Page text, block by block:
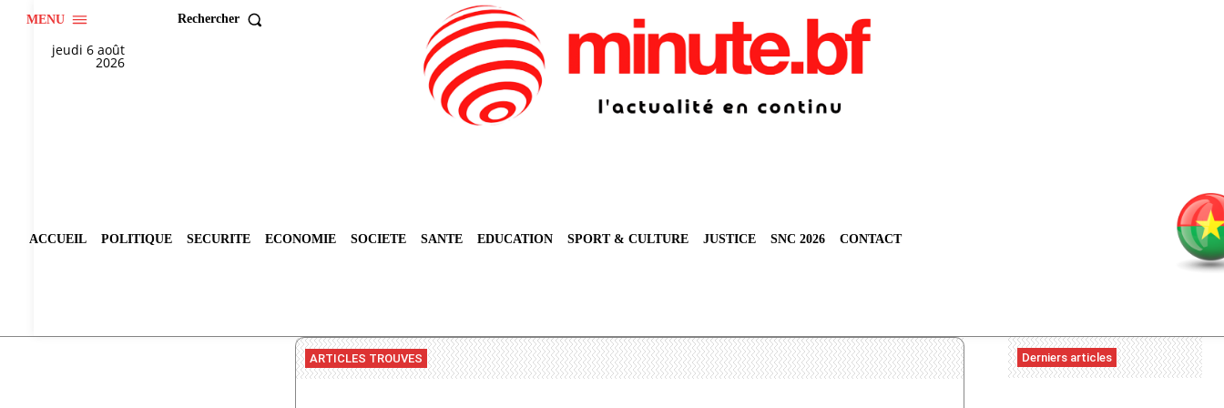
MENU Rechercher
jeudi 6 août
2026
ACCUEIL POLITIQUE SECURITE ECONOMIE SOCIETE SANTE EDUCATION SPORT & CULTURE JUSTICE SNC 2026 CONTACT
ARTICLES TROUVES Derniers articles